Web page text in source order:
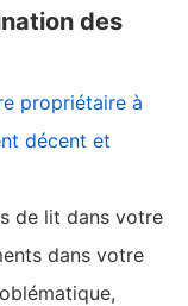
des
propriétaire à
décent et
de lit dans votre
dans votre